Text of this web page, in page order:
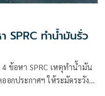
SPRC ทำน้ำมันรั่ว
ข้อหา SPRC เหตุทำน้ำมัน
อกประกาศฯ ให้ระมัดระวัง